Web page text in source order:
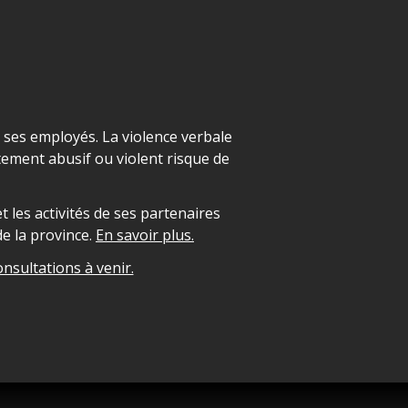
employés. La violence verbale
abusif ou violent risque de
les activités de ses partenaires
la province. En savoir plus.
à venir.